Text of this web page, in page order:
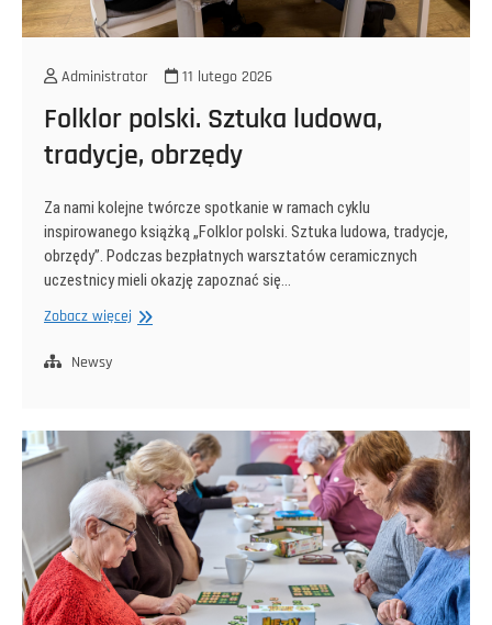
Administrator 11 lutego 2026
Folklor polski. Sztuka ludowa,
tradycje, obrzędy
Za nami kolejne twórcze spotkanie w ramach cyklu
inspirowanego książką „Folklor polski. Sztuka ludowa, tradycje,
obrzędy”. Podczas bezpłatnych warsztatów ceramicznych
uczestnicy mieli okazję zapoznać się…
Zobacz więcej Folklor
obrzędy
Newsy